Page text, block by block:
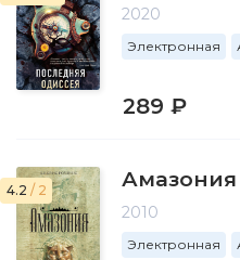
2020
Электронная
289 ₽
4.2 / 2 Амазония
2010
Электронная